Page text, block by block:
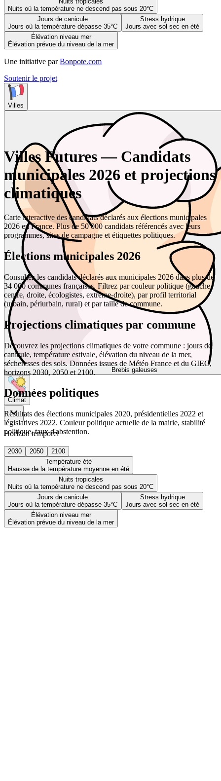
Nuits où la température ne descend pas sous 20°C
Jours de canicule
Jours où la température dépasse 35°C
Stress hydrique
Jours avec sol sec en été
Élévation niveau mer
Élévation prévue du niveau de la mer
Une initiative par Bonpote.com
Soutenir le projet
Villes
Brebis galeuses
Climat
Horizon temporel
2030 2050
2100
Température été
Hausse de la température moyenne en été
Nuits tropicales
Nuits où la température ne descend pas sous 20°C
Jours de canicule
Jours où la température dépasse 35°C
Stress hydrique
Jours avec sol sec en été
Élévation niveau mer
Élévation prévue du niveau de la mer
Villes Futures — Candidats
municipales 2026 et projections
climatiques
Carte interactive des candidats déclarés aux élections municipales
2026 en France. Plus de 50 000 candidats référencés avec leurs
programmes, sites de campagne et étiquettes politiques.
Élections municipales 2026
Consultez les candidats déclarés aux municipales 2026 dans plus de
34 000 communes françaises. Filtrez par couleur politique (gauche,
centre, droite, écologistes, extrême-droite), par profil territorial
(urbain, périurbain, rural) et par taille de commune.
Projections climatiques par commune
Découvrez les projections climatiques de votre commune : jours de
canicule, température estivale, élévation du niveau de la mer,
sécheresses des sols. Données issues de Météo France et du GIEC,
horizons 2030, 2050 et 2100.
Données politiques
Résultats des élections municipales 2020, présidentielles 2022 et
législatives 2022. Couleur politique actuelle de la mairie, stabilité
politique, taux d'abstention.